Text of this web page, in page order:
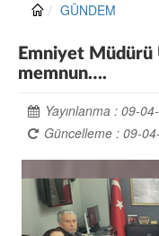
GÜNDEM
Emniyet Müdürü
memnun….
Yayınlanma : 09-
Güncelleme : 09-